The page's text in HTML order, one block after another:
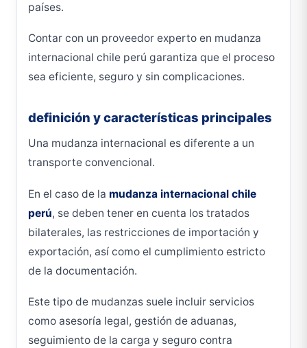
países.
Contar con un proveedor experto en mudanza
internacional chile perú garantiza que el proceso
sea eficiente, seguro y sin complicaciones.
definición y características principales
Una mudanza internacional es diferente a un
transporte convencional.
En el caso de la mudanza internacional chile
perú, se deben tener en cuenta los tratados
bilaterales, las restricciones de importación y
exportación, así como el cumplimiento estricto
de la documentación.
Este tipo de mudanzas suele incluir servicios
como asesoría legal, gestión de aduanas,
seguimiento de la carga y seguro contra